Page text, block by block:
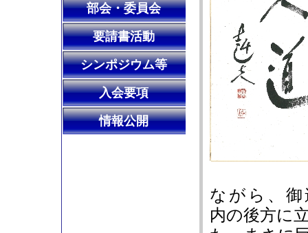
部会・委員会
要請書活動
シンポジウム等
入会要項
情報公開
ながら、
内の後方に